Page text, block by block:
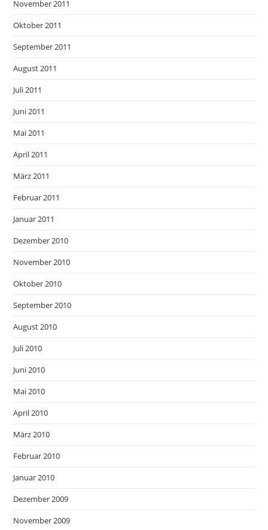
November 2011
Oktober 2011
September 2011
August 2011
Juli 2011
Juni 2011
Mai 2011
April 2011
März 2011
Februar 2011
Januar 2011
Dezember 2010
November 2010
Oktober 2010
September 2010
August 2010
Juli 2010
Juni 2010
Mai 2010
April 2010
März 2010
Februar 2010
Januar 2010
Dezember 2009
November 2009